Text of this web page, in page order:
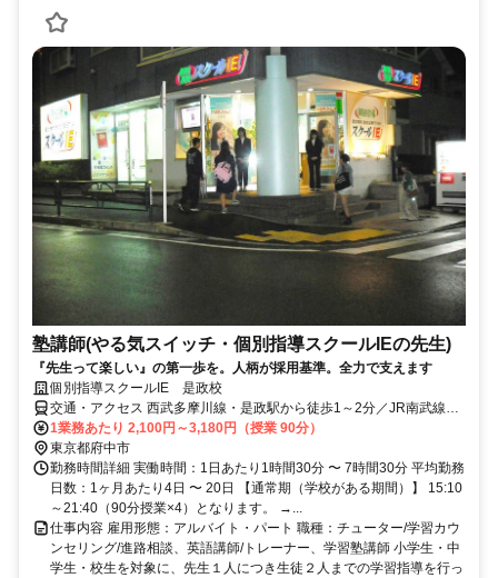
塾講師(やる気スイッチ・個別指導スクールIEの先生)
『先生って楽しい』の第一歩を。人柄が採用基準。全力で支えます
個別指導スクールIE 是政校
交通・アクセス 西武多摩川線・是政駅から徒歩1～2分／JR南武線・
南多摩駅から徒歩9～10分
1業務あたり 2,100円～3,180円（授業 90分）
東京都府中市
勤務時間詳細 実働時間：1日あたり1時間30分 〜 7時間30分 平均勤務
日数：1ヶ月あたり4日 〜 20日 【通常期（学校がある期間）】 15:10
～21:40（90分授業×4）となります。 →...
仕事内容 雇用形態：アルバイト・パート 職種：チューター/学習カウ
ンセリング/進路相談、英語講師/トレーナー、学習塾講師 小学生・中
学生・校生を対象に、先生１人につき生徒２人までの学習指導を行っ